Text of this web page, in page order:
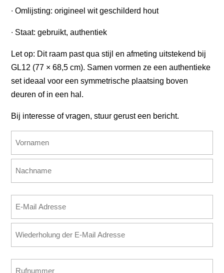
∙ Omlijsting: origineel wit geschilderd hout
∙ Staat: gebruikt, authentiek
Let op: Dit raam past qua stijl en afmeting uitstekend bij
GL12 (77 × 68,5 cm). Samen vormen ze een authentieke
set ideaal voor een symmetrische plaatsing boven
deuren of in een hal.
Bij interesse of vragen, stuur gerust een bericht.
Mail